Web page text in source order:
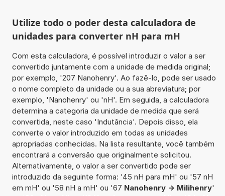
Utilize todo o poder desta calculadora de
unidades para converter nH para mH
Com esta calculadora, é possível introduzir o valor a ser
convertido juntamente com a unidade de medida original;
por exemplo, '207 Nanohenry'. Ao fazê-lo, pode ser usado
o nome completo da unidade ou a sua abreviatura; por
exemplo, 'Nanohenry' ou 'nH'. Em seguida, a calculadora
determina a categoria da unidade de medida que será
convertida, neste caso 'Indutância'. Depois disso, ela
converte o valor introduzido em todas as unidades
apropriadas conhecidas. Na lista resultante, você também
encontrará a conversão que originalmente solicitou.
Alternativamente, o valor a ser convertido pode ser
introduzido da seguinte forma: '45 nH para mH' ou '57 nH
em mH' ou '58 nH a mH' ou '67 Nanohenry -> Milihenry'